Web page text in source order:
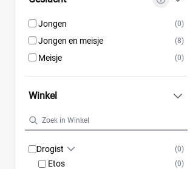
Jongen (0)
Jongen en meisje (8)
Meisje (0)
Winkel
Drogist (0)
Etos (0)